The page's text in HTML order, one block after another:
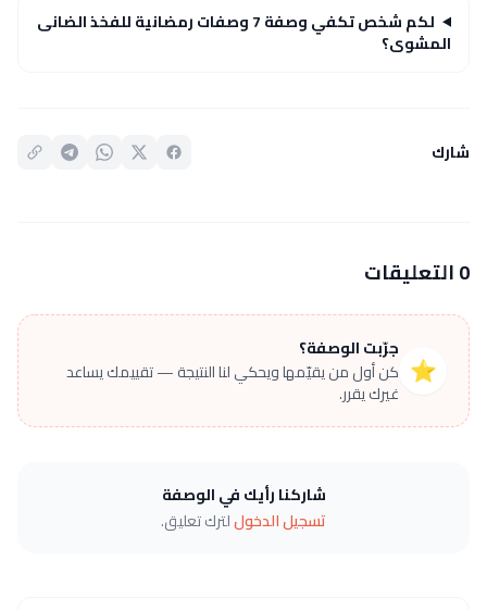
لكم شخص تكفي وصفة 7 وصفات رمضانية للفخذ الضانى
المشوى؟
شارك
0 التعليقات
⭐
جرّبت الوصفة؟
كن أول من يقيّمها ويحكي لنا النتيجة — تقييمك يساعد
غيرك يقرر.
شاركنا رأيك في الوصفة
تسجيل الدخوللترك تعليق.